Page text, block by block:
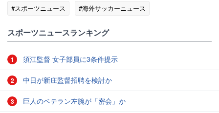
#スポーツニュース #海外サッカーニュース
スポーツニュースランキング
1 須江監督 女子部員に3条件提示
2 中日が新庄監督招聘を検討か
3 巨人のベテラン左腕が「密会」か